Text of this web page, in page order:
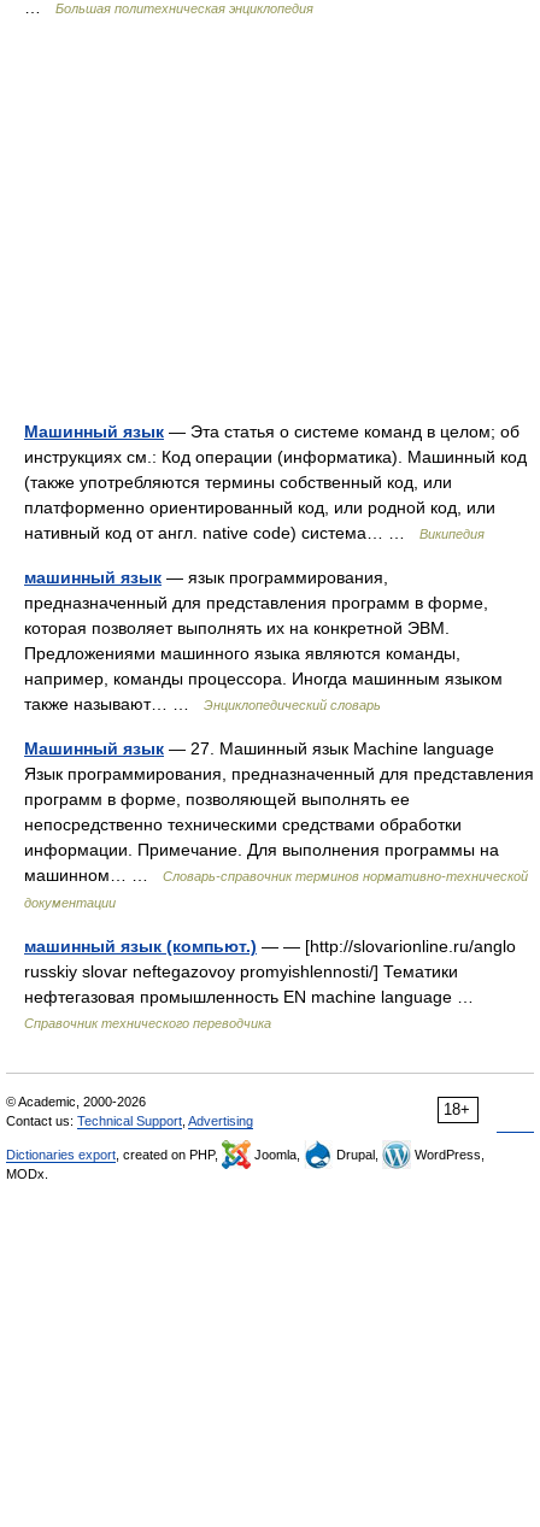
Большая политехническая энциклопедия
Машинный язык — Эта статья о системе команд в целом; об
инструкциях см.: Код операции (информатика). Машинный код
(также употребляются термины собственный код, или
платформенно ориентированный код, или родной код, или
нативный код от англ. native code) система… …
Википедия
машинный язык — язык программирования,
предназначенный для представления программ в форме,
которая позволяет выполнять их на конкретной ЭВМ.
Предложениями машинного языка являются команды,
например, команды процессора. Иногда машинным языком
также называют… …
Энциклопедический словарь
Машинный язык — 27. Машинный язык Machine language
Язык программирования, предназначенный для представления
программ в форме, позволяющей выполнять ее
непосредственно техническими средствами обработки
информации. Примечание. Для выполнения программы на
машинном… …
Словарь-справочник терминов нормативно-технической
документации
машинный язык (компьют.) — — [http://slovarionline.ru/anglo
russkiy slovar neftegazovoy promyishlennosti/] Тематики
нефтегазовая промышленность EN machine language …
Справочник технического переводчика
18+
© Academic, 2000-2026
Contact us: Technical Support Advertising
Dictionaries export , created on PHP, Joomla, Drupal,
WordPress,
MODx.